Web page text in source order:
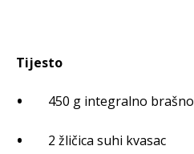
Tijesto
450 g integralno brašno
2 žličica suhi kvasac